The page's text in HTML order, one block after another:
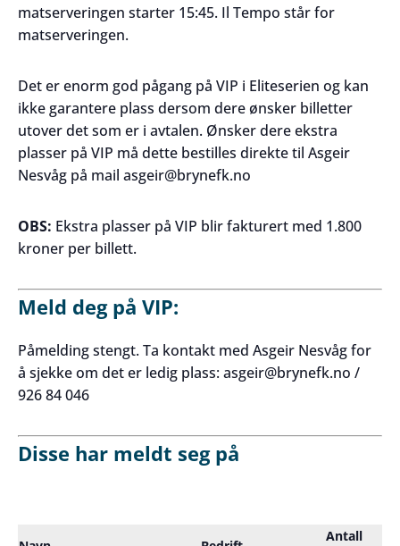
matserveringen starter 15:45. Il Tempo står for
matserveringen.
Det er enorm god pågang på VIP i Eliteserien og kan
ikke garantere plass dersom dere ønsker billetter
utover det som er i avtalen. Ønsker dere ekstra
plasser på VIP må dette bestilles direkte til Asgeir
Nesvåg på mail asgeir@brynefk.no
OBS: Ekstra plasser på VIP blir fakturert med 1.800
kroner per billett.
Meld deg på VIP:
Påmelding stengt. Ta kontakt med Asgeir Nesvåg for
å sjekke om det er ledig plass: asgeir@brynefk.no /
926 84 046
Disse har meldt seg på
Antall